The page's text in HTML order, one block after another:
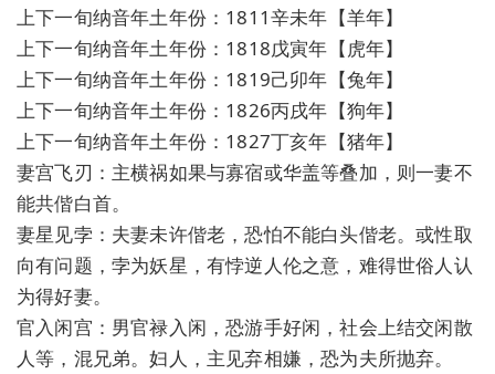
上下一旬纳音年土年份：1811辛未年【羊年】
上下一旬纳音年土年份：1818戊寅年【虎年】
上下一旬纳音年土年份：1819己卯年【兔年】
上下一旬纳音年土年份：1826丙戌年【狗年】
上下一旬纳音年土年份：1827丁亥年【猪年】
妻宫飞刃：主横祸如果与寡宿或华盖等叠加，则一妻不
能共偕白首。
妻星见孛：夫妻未许偕老，恐怕不能白头偕老。或性取
向有问题，孛为妖星，有悖逆人伦之意，难得世俗人认
为得好妻。
官入闲宫：男官禄入闲，恐游手好闲，社会上结交闲散
人等，混兄弟。妇人，主见弃相嫌，恐为夫所抛弃。